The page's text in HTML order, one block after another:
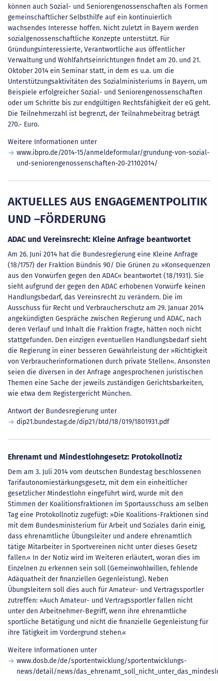
können auch Sozial- und Seniorengenossenschaften als Formen
gemeinschaftlicher Selbsthilfe auf ein kontinuierlich
wachsendes Interesse hoffen. Nicht zuletzt in Bayern werden
sozialgenossenschaftliche Konzepte unterstützt. Für
Gründungsinteressierte, Verantwortliche aus öffentlicher
Verwaltung und Wohlfahrtseinrichtungen findet am 20. und 21.
Oktober 2014 ein Seminar statt, in dem es u.a. um die
Unterstützungsaktivitäten des Sozialministeriums in Bayern, um
Beispiele erfolgreicher Sozial- und Seniorengenossenschaften
oder um Schritte bis zur endgültigen Rechtsfähigkeit der eG geht.
Die Teilnehmerzahl ist begrenzt, der Teilnahmebeitrag beträgt
270.- Euro.
Weitere Informationen unter
www.ibpro.de/2014-15/anmeldeformular/grundung-von-sozial-
und-seniorengenossenschaften-20-21102014/
AKTUELLES AUS ENGAGEMENTPOLITIK
UND –FÖRDERUNG
ADAC und Vereinsrecht: Kleine Anfrage beantwortet
Am 26. Juni 2014 hat die Bundesregierung eine Kleine Anfrage
(18/1757) der Fraktion Bündnis 90/ Die Grünen zu »Konsequenzen
aus den Vorwürfen gegen den ADAC« beantwortet (18/1931). Sie
sieht aufgrund der gegen den ADAC erhobenen Vorwürfe keinen
Handlungsbedarf, das Vereinsrecht zu verändern. Die im
Ausschuss für Recht und Verbraucherschutz am 29. Januar 2014
angekündigten Gespräche zwischen Regierung und ADAC, nach
deren Verlauf und Inhalt die Fraktion fragte, hätten noch nicht
stattgefunden. Den einzigen eventuellen Handlungsbedarf sieht
die Regierung in einer besseren Gewährleistung der »Richtigkeit
von Verbraucherinformationen durch private Stellen«. Ansonsten
seien die diversen in der Anfrage angesprochenen juristischen
Themen eine Sache der jeweils zuständigen Gerichtsbarkeiten,
wie etwa dem Registergericht München.
Antwort der Bundesregierung unter
dip21.bundestag.de/dip21/btd/18/019/1801931.pdf
Ehrenamt und Mindestlohngesetz: Protokollnotiz
Dem am 3. Juli 2014 vom deutschen Bundestag beschlossenen
Tarifautonomiestärkungsgesetz, mit dem ein einheitlicher
gesetzlicher Mindestlohn eingeführt wird, wurde mit den
Stimmen der Koalitionsfraktionen im Sportausschuss am selben
Tag eine Protokollnotiz zugefügt: »Die Koalitions-Fraktionen sind
mit dem Bundesministerium für Arbeit und Soziales darin einig,
dass ehrenamtliche Übungsleiter und andere ehrenamtlich
tätige Mitarbeiter in Sportvereinen nicht unter dieses Gesetz
fallen.« In der Notiz wird im Weiteren erläutert, woran dies im
Einzelnen zu erkennen sein soll (Gemeinwohlwillen, fehlende
Adäquatheit der finanziellen Gegenleistung). Neben
Übungsleitern soll dies auch für Amateur- und Vertragssportler
zutreffen: »Auch Amateur- und Vertragssportler fallen nicht
unter den Arbeitnehmer-Begriff, wenn ihre ehrenamtliche
sportliche Betätigung und nicht die finanzielle Gegenleistung für
ihre Tätigkeit im Vordergrund stehen.«
Weitere Informationen unter
www.dosb.de/de/sportentwicklung/sportentwicklungs-
news/detail/news/